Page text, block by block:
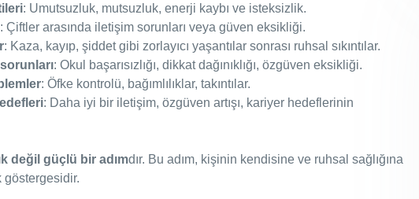
: Umutsuzluk, mutsuzluk, enerji kaybı ve isteksizlik.
: Çiftler arasında iletişim sorunları veya güven eksikliği.
: Kaza, kayıp, şiddet gibi zorlayıcı yaşantılar sonrası ruhsal sıkıntılar.
: Okul başarısızlığı, dikkat dağınıklığı, özgüven eksikliği.
: Öfke kontrolü, bağımlılıklar, takıntılar.
: Daha iyi bir iletişim, özgüven artışı, kariyer hedeflerinin
değil güçlü bir adımdır. Bu adım, kişinin kendisine ve ruhsal sağlığına